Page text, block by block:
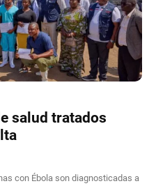
salud tratados
con Ébola son diagnosticadas a